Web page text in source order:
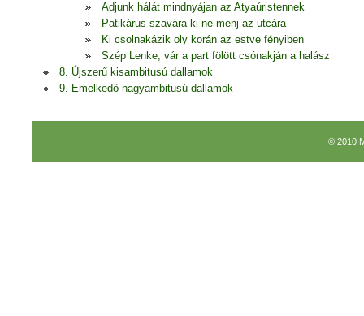
Adjunk hálát mindnyájan az Atyaúristennek
Patikárus szavára ki ne menj az utcára
Ki csolnakázik oly korán az estve fényiben
Szép Lenke, vár a part fölött csónakján a halász
8. Újszerű kisambitusú dallamok
9. Emelkedő nagyambitusú dallamok
© 2010